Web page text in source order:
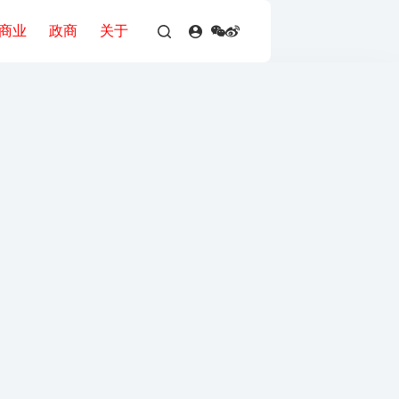
业 政商 关于